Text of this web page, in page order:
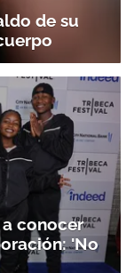
de su
conocer
'No